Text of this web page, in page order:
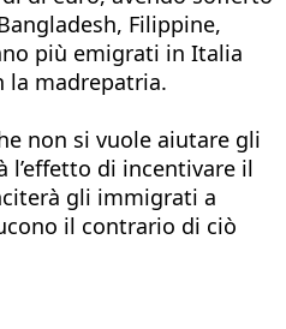
Filippine,
più emigrati in Italia
la madrepatria.
non si vuole aiutare gli
di incentivare il
gli immigrati a
il contrario di ciò